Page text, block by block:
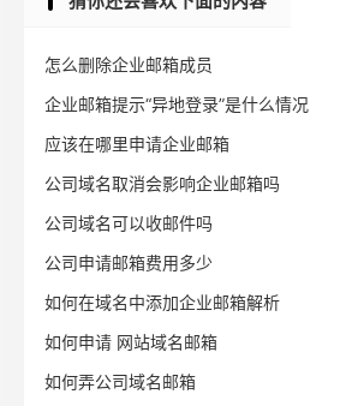
怎么删除企业邮箱成员
企业邮箱提示“异地登录”是什么情况
应该在哪里申请企业邮箱
公司域名取消会影响企业邮箱吗
公司域名可以收邮件吗
公司申请邮箱费用多少
如何在域名中添加企业邮箱解析
如何申请 网站域名邮箱
如何弄公司域名邮箱